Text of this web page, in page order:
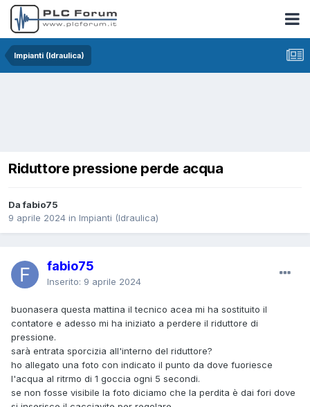
Impianti (Idraulica)
Riduttore pressione perde acqua
Da fabio75
9 aprile 2024 in Impianti (Idraulica)
fabio75
Inserito: 9 aprile 2024
buonasera questa mattina il tecnico acea mi ha sostituito il
contatore e adesso mi ha iniziato a perdere il riduttore di
pressione.
sarà entrata sporcizia all'interno del riduttore?
ho allegato una foto con indicato il punto da dove fuoriesce
l'acqua al ritrmo di 1 goccia ogni 5 secondi.
se non fosse visibile la foto diciamo che la perdita è dai fori dove